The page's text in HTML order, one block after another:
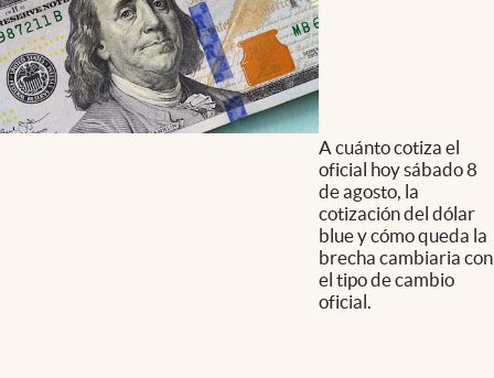
A cuánto cotiza el
oficial hoy sábado 8
de agosto, la
cotización del dólar
blue y cómo queda la
brecha cambiaria con
el tipo de cambio
oficial.